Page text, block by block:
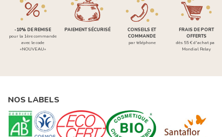
-10% DE REMISE
pour la 1ère commande
avec le code
«NOUVEAU»
PAIEMENT SÉCURISÉ
CONSEILS ET
COMMANDE
par téléphone
FRAIS DE PORT
OFFERTS
dès 55 € d'achat par
Mondial Relay
NOS LABELS